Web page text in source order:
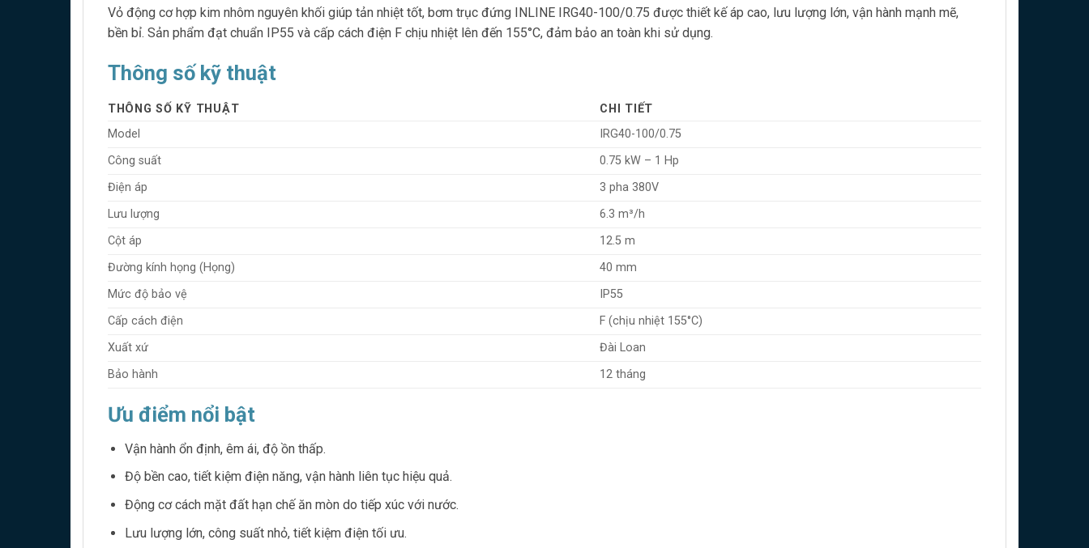
Vỏ động cơ hợp kim nhôm nguyên khối giúp tản nhiệt tốt, bơm trục đứng INLINE IRG40-100/0.75 được thiết kế áp cao, lưu lượng lớn, vận hành mạnh mẽ,
bền bỉ. Sản phẩm đạt chuẩn IP55 và cấp cách điện F chịu nhiệt lên đến 155°C, đảm bảo an toàn khi sử dụng.
Thông số kỹ thuật
THÔNG SỐ KỸ THUẬT
CHI TIẾT
Model
IRG40-100/0.75
Công suất
0.75 kW – 1 Hp
Điện áp
3 pha 380V
Lưu lượng
6.3 m³/h
Cột áp
12.5 m
Đường kính họng (Họng)
40 mm
Mức độ bảo vệ
IP55
Cấp cách điện
F (chịu nhiệt 155°C)
Xuất xứ
Đài Loan
Bảo hành
12 tháng
Ưu điểm nổi bật
Vận hành ổn định, êm ái, độ ồn thấp.
Độ bền cao, tiết kiệm điện năng, vận hành liên tục hiệu quả.
Động cơ cách mặt đất hạn chế ăn mòn do tiếp xúc với nước.
Lưu lượng lớn, công suất nhỏ, tiết kiệm điện tối ưu.